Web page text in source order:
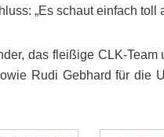
„Es schaut einfach toll
das fleißige CLK-Team
Rudi Gebhard für die